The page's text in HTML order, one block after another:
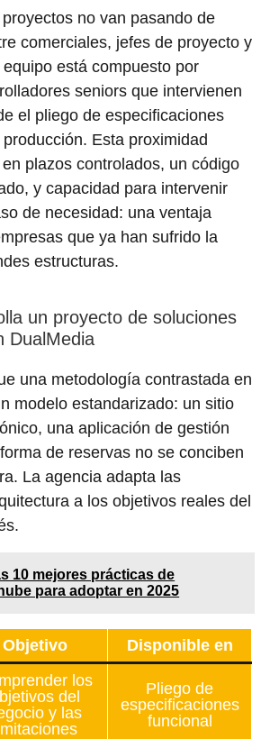
no van pasando de
comerciales, jefes de proyecto y
está compuesto por
seniors que intervienen
el pliego de especificaciones
Esta proximidad
plazos controlados, un código
y capacidad para intervenir
de necesidad: una ventaja
que ya han sufrido la
estructuras.
un proyecto de soluciones
DualMedia
una metodología contrastada en
modelo estandarizado: un sitio
una aplicación de gestión
de reservas no se conciben
La agencia adapta las
a los objetivos reales del
10 mejores prácticas de
para adoptar en 2025
Objetivo Disponible en
los
del
y las
Pliego de
especificaciones
funcional